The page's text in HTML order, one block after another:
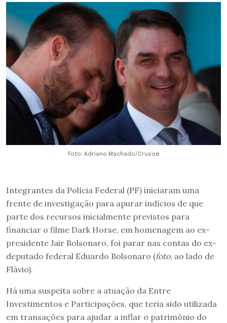
Foto: Adriano Machado/Crusoé
Integrantes da Polícia Federal (PF) iniciaram uma
frente de investigação para apurar indícios de que
parte dos recursos inicialmente previstos para
financiar o filme Dark Horse, em homenagem ao ex-
presidente Jair Bolsonaro, foi parar nas contas do ex-
deputado federal Eduardo Bolsonaro (foto, ao lado de
Flávio).
Há uma suspeita sobre a atuação da Entre
Investimentos e Participações, que teria sido utilizada
em transações para ajudar a inflar o patrimônio do